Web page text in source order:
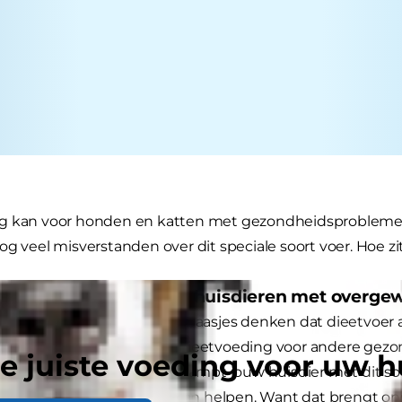
juiste voeding voor uw
kan voor honden en katten met
veel misverstanden over dit speciale soort voer. Hoe
is alleen voor huisdieren met
de grootste mythe. Veel baasjes denken dat dieetvoer
zijn. Maar er is ook dieetvoeding voor andere
en artrose. Kampt jouw huisdier met dit
of speciale voeding kan helpen. Want dat brengt